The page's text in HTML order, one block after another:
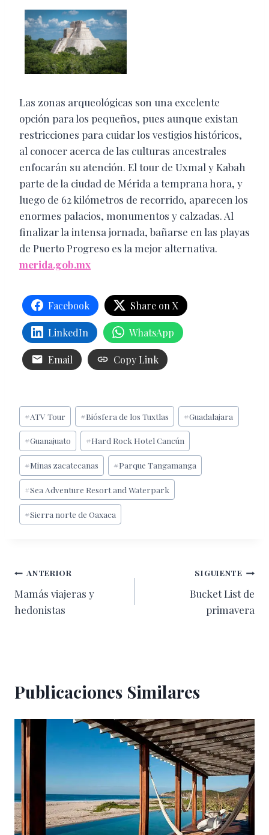
Las zonas arqueológicas son una excelente
opción para los pequeños, pues aunque existan
restricciones para cuidar los vestigios históricos,
al conocer acerca de las culturas ancestrales
enfocarán su atención. El tour de Uxmal y Kabah
parte de la ciudad de Mérida a temprana hora, y
luego de 62 kilómetros de recorrido, aparecen los
enormes palacios, monumentos y calzadas. Al
finalizar la intensa jornada, bañarse en las playas
de Puerto Progreso es la mejor alternativa.
merida.gob.mx
Facebook Share on X
LinkedIn WhatsApp
Email Copy Link
Etiquetas
de
la
entrada:
#ATV Tour #Biósfera de los Tuxtlas #Guadalajara
#Guanajuato #Hard Rock Hotel Cancún
#Minas zacatecanas #Parque Tangamanga
#Sea Adventure Resort and Waterpark
#Sierra norte de Oaxaca
Navegación
de
ANTERIOR
Mamás viajeras y
hedonistas
SIGUIENTE
Bucket List de
primavera
Publicaciones Similares